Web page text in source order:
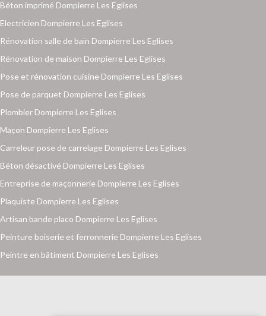
Béton imprimé Dompierre Les Eglises
Electricien Dompierre Les Eglises
Rénovation salle de bain Dompierre Les Eglises
Rénovation de maison Dompierre Les Eglises
Pose et rénovation cuisine Dompierre Les Eglises
Pose de parquet Dompierre Les Eglises
Plombier Dompierre Les Eglises
Maçon Dompierre Les Eglises
Carreleur pose de carrelage Dompierre Les Eglises
Béton désactivé Dompierre Les Eglises
Entreprise de maçonnerie Dompierre Les Eglises
Plaquiste Dompierre Les Eglises
Artisan bande placo Dompierre Les Eglises
Peinture boiserie et ferronnerie Dompierre Les Eglises
Peintre en bâtiment Dompierre Les Eglises